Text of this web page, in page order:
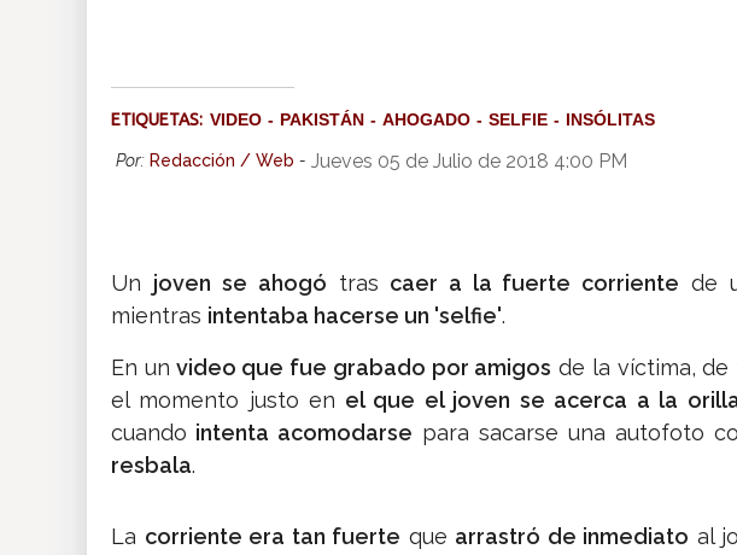
ETIQUETAS: VIDEO PAKISTÁN AHOGADO SELFIE INSÓLITAS
Por: Redacción / Web - Jueves 05 de Julio de 2018 4:00 PM
Un joven se ahogó tras caer a la fuerte corriente de
mientras intentaba hacerse un 'selfie'.
En un video que fue grabado por amigos de la víctima, de
el momento justo en el que el joven se acerca a la
cuando intenta acomodarse para sacarse una autofoto
resbala.
La corriente era tan fuerte que arrastró de inmediato al